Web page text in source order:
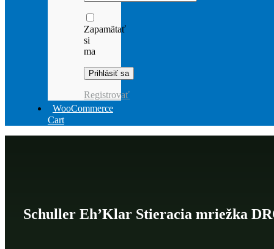
Zapamätať
si
ma
Registrovať
WooCommerce
Cart
Schuller Eh’Klar Stieracia mriežka